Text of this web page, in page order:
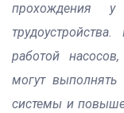
прохождения
работой
могут
системы и